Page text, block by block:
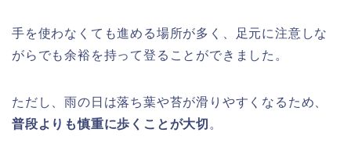
手を使わなくても進める場所が多く、足元に注意しな
がらでも余裕を持って登ることができました。
ただし、雨の日は落ち葉や苔が滑りやすくなるため、
普段よりも慎重に歩くことが大切 。